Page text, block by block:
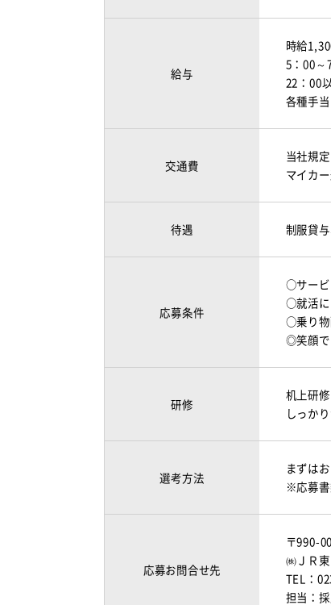
給与
時給
5：00～
22：00
各種手
交通費
当社規
マイカ
待遇 制服貸
応募条件
○サービ
○就活に
○乗り物
◎笑顔で
研修
机上研
しっか
選考方法
まずは
※応募書
応募お問合せ先
〒990-
㈱ＪＲ
TEL：
担当：